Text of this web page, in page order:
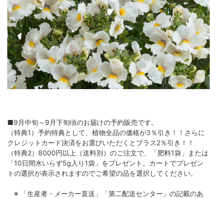
■9月中旬～9月下旬頃のお届けの予約販売です。
（特典1）予約特典として、植物全品の価格が3％引き！！さらに
クレジットカード決済をお選びいただくとプラス2％引き！！
（特典2）8000円以上（送料別）のご注文で、「肥料1袋」または
「10日間水いらず5g入り1袋」をプレゼント。カートでプレゼン
トの選択が表示されますのでご希望の品を選択してください。
※ 「生産者・メーカー直送」「第二配送センター」の記載のあ